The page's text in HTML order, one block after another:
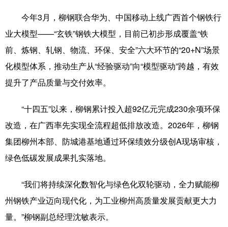
今年3月，柳钢联合华为、中国移动上线广西首个钢铁行
业大模型——“玄铁”钢铁大模型，目前已初步形成覆盖“铁
前、炼钢、轧钢、物流、环保、安全”六大环节的“20+N”场景
化模型体系，推动生产从“经验驱动”向“模型驱动”跨越，有效
提升了产品质量与交付效率。
“十四五”以来，柳钢累计投入超92亿元完成230余项环保
改造，在广西率先实现全流程超低排放改造。2026年，柳钢
集团柳州本部、防城港基地通过环保绩效分级创A现场审核，
绿色低碳发展成果扎实落地。
“我们将持续深化数智化与绿色化双轮驱动，全力赋能柳
州钢铁产业迈向现代化，为工业柳州高质量发展贡献更大力
量。”柳钢副总经理沈敏表示。